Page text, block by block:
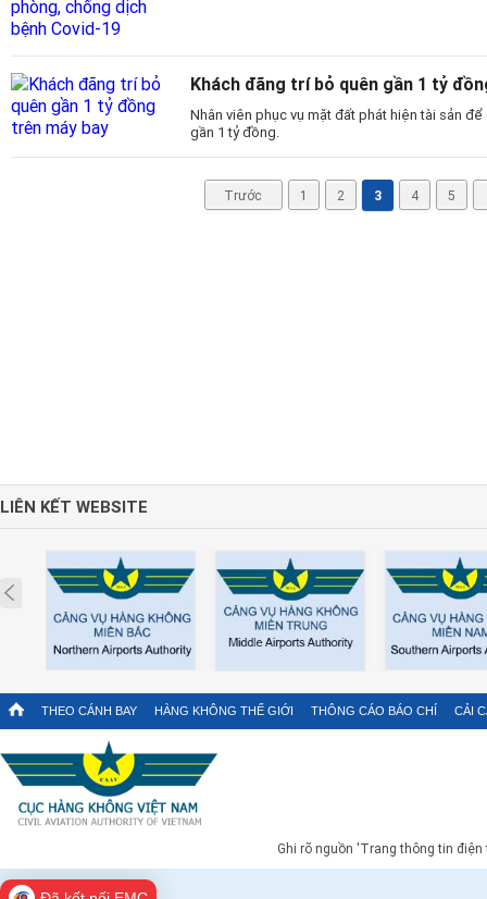
Khách đãng trí bỏ quên gần 1 tỷ
Nhân viên phục vụ mặt đất phát hiện tài sản
gần 1 tỷ đồng.
Trước 1 2 3 4 5
LIÊN KẾT WEBSITE
Prev
THEO CÁNH BAY HÀNG KHÔNG THẾ GIỚI THÔNG CÁO BÁO CHÍ CẢI
Ghi rõ nguồn 'Trang thông tin